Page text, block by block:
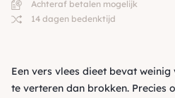
Achteraf betalen mogelijk
14 dagen bedenktijd
Een vers vlees dieet bevat
te verteren dan brokken. Precies